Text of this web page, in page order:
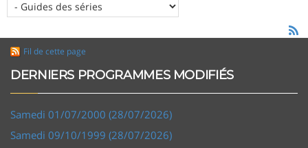
Fil de cette page
DERNIERS PROGRAMMES MODIFIÉS
Samedi 01/07/2000 (28/07/2026)
Samedi 09/10/1999 (28/07/2026)